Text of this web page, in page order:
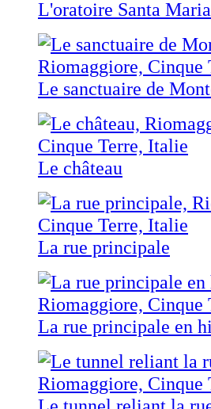
L'oratoire Santa
Le sanctuaire de
Le château
La rue principale
La rue principale en